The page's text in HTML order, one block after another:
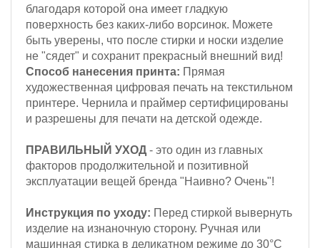
благодаря которой она имеет гладкую
поверхность без каких-либо ворсинок. Можете
быть уверены, что после стирки и носки изделие
не "сядет" и сохранит прекрасный внешний вид!
Способ нанесения принта: Прямая
художественная цифровая печать на текстильном
принтере. Чернила и праймер сертифицированы
и разрешены для печати на детской одежде.
ПРАВИЛЬНЫЙ УХОД - это один из главных
факторов продолжительной и позитивной
эксплуатации вещей бренда "Наивно? Очень"!
Инструкция по уходу: Перед стиркой вывернуть
изделие на изнаночную сторону. Ручная или
машинная стирка в деликатном режиме до 30°С